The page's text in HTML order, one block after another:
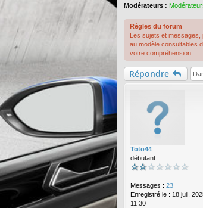
de
Modérateurs :
Règles du forum
Les sujets et
au modèle consultables
votre compréhension
Répondre
Toto44
débutant
Messages : 23
Enregistré le : 18 juil.
11:30